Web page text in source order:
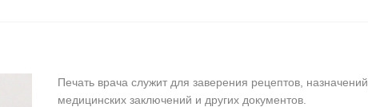
Печать врача служит для заверения рецептов, назначений,
медицинских заключений и других документов.